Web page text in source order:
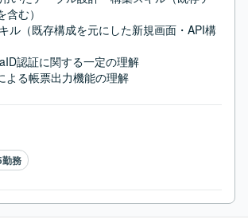
む）
ル（既存構成を元にした新規画面・API構
認証に関する一定の理解
よる帳票出力機能の理解
務